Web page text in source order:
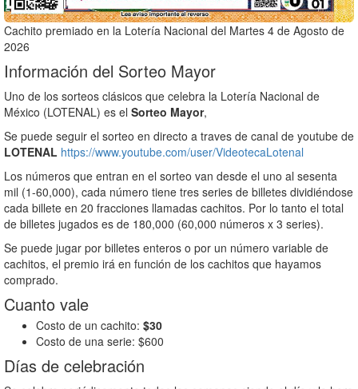
Cachito premiado en la Lotería Nacional del Martes 4 de Agosto de
2026
Información del Sorteo Mayor
Uno de los sorteos clásicos que celebra la Lotería Nacional de
México (LOTENAL) es el Sorteo Mayor,
Se puede seguir el sorteo en directo a traves de canal de youtube de
LOTENAL https://www.youtube.com/user/VideotecaLotenal
Los números que entran en el sorteo van desde el uno al sesenta
mil (1-60,000), cada número tiene tres series de billetes dividiéndose
cada billete en 20 fracciones llamadas cachitos. Por lo tanto el total
de billetes jugados es de 180,000 (60,000 números x 3 series).
Se puede jugar por billetes enteros o por un número variable de
cachitos, el premio irá en función de los cachitos que hayamos
comprado.
Cuanto vale
Costo de un cachito: $30
Costo de una serie: $600
Días de celebración